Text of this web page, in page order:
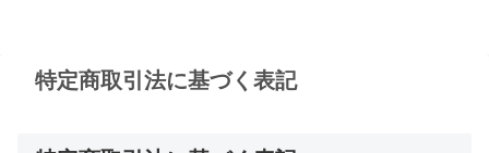
特定商取引法に基づく表記